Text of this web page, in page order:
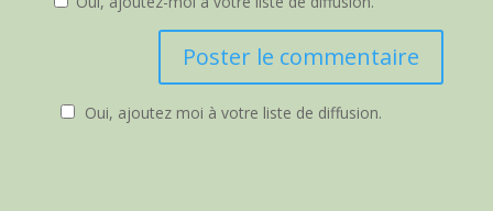
Oui, ajoutez moi à votre liste de diffusion.